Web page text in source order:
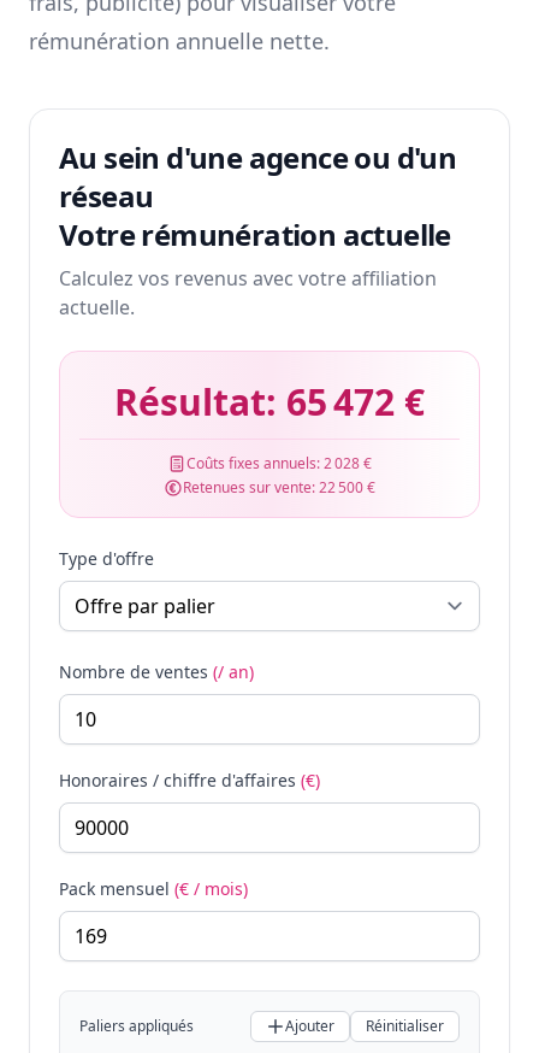
rémunération annuelle nette.
Au sein d'une agence ou d'un
réseau
Votre rémunération actuelle
Calculez vos revenus avec votre affiliation
actuelle.
Résultat: 65 472 €
Coûts fixes annuels:2 028 €
Retenues sur vente:22 500 €
Type d'offre
Nombre de ventes (/ an)
Honoraires / chiffre d'affaires (€)
Pack mensuel (€ / mois)
Paliers appliqués Ajouter Réinitialiser